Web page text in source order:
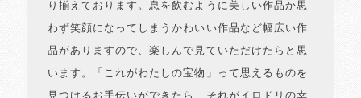
り揃えております。息を飲むように美しい作品か思
わず笑顔になってしまうかわいい作品など幅広い作
品がありますので、楽しんで見ていただけたらと思
います。「これがわたしの宝物」って思えるものを